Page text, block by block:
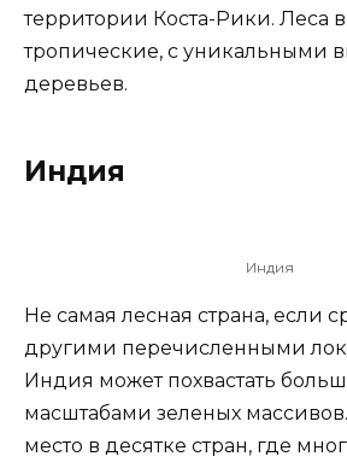
территории Коста-Рики. Леса
тропические, с уникальными
деревьев.
Индия
Индия
Не самая лесная страна, если
другими перечисленными
Индия может похвастать
масштабами зеленых
место в десятке стран, где